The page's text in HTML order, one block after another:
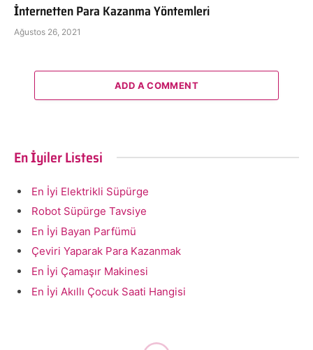
İnternetten Para Kazanma Yöntemleri
Ağustos 26, 2021
ADD A COMMENT
En İyiler Listesi
En İyi Elektrikli Süpürge
Robot Süpürge Tavsiye
En İyi Bayan Parfümü
Çeviri Yaparak Para Kazanmak
En İyi Çamaşır Makinesi
En İyi Akıllı Çocuk Saati Hangisi